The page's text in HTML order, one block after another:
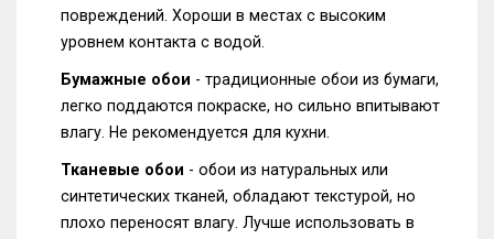
повреждений . Хороши в местах с высоким
уровнем контакта с водой.
Бумажные обои - традиционные обои из бумаги,
легко поддаются покраске, но сильно впитывают
влагу . Не рекомендуется для кухни.
Тканевые обои - обои из натуральных или
синтетических тканей, обладают текстурой, но
плохо переносят влагу . Лучше использовать в